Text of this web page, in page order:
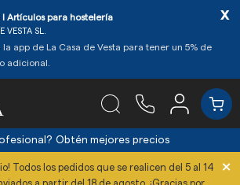
l Artículos para hostelería
VESTA SL.
la app de La Casa de Vesta para tener un 5% de
adicional.
x
Obtén mejores precios
Todos los pedidos que se realicen del 5 al 14
×